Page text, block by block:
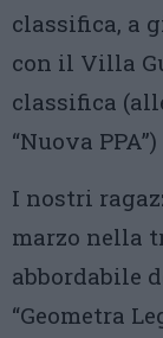
classifica, a
con il Villa
classifica
“Nuova
I nostri
marzo nella
abbordabile
“Geometra